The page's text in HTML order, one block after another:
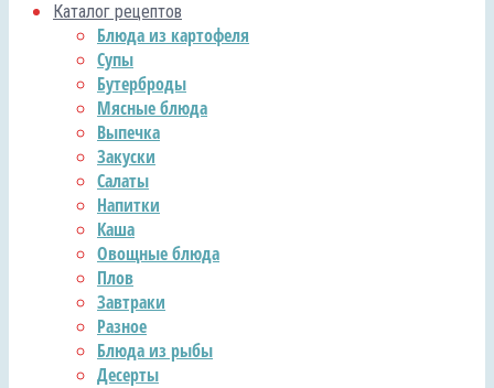
Каталог рецептов
Блюда из картофеля
Супы
Бутерброды
Мясные блюда
Выпечка
Закуски
Салаты
Напитки
Каша
Овощные блюда
Плов
Завтраки
Разное
Блюда из рыбы
Десерты